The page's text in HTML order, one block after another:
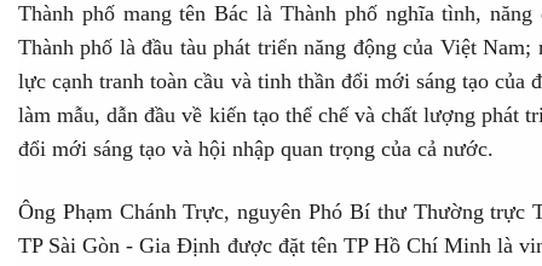
Thành phố mang tên Bác là Thành phố nghĩa tình,
Thành phố là đầu tàu phát triển năng động của Việt
lực cạnh tranh toàn cầu và tinh thần đổi mới sáng tạo
làm mẫu, dẫn đầu về kiến tạo thể chế và chất lượng phát
đổi mới sáng tạo và hội nhập quan trọng của cả nước.
Ông Phạm Chánh Trực, nguyên Phó Bí thư Thường trực
TP Sài Gòn - Gia Định được đặt tên TP Hồ Chí Minh là